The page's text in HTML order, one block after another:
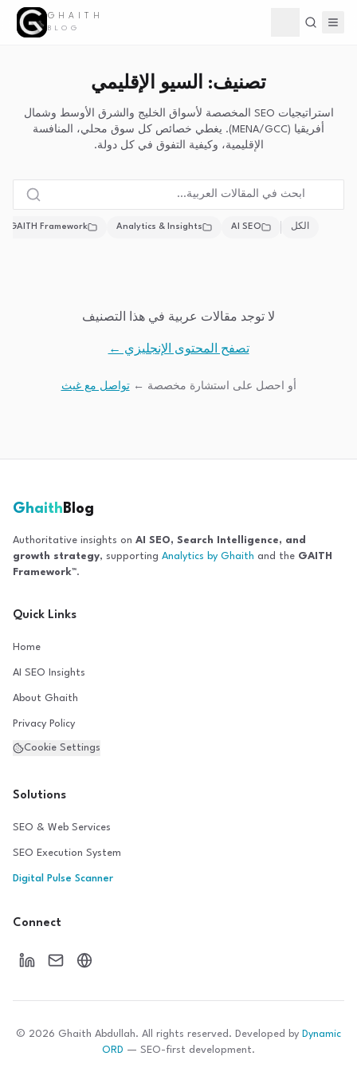
GHAITH
BLOG Toggle theme
تصنيف: السيو الإقليمي
استراتيجيات SEO المخصصة لأسواق الخليج والشرق الأوسط وشمال
أفريقيا (MENA/GCC). يغطي خصائص كل سوق محلي، المنافسة
الإقليمية، وكيفية التفوق في كل دولة.
الكل AI SEO
Analytics & Insights
GAITH Framework™
لا توجد مقالات عربية في هذا التصنيف
تصفح المحتوى الإنجليزي ←
أو احصل على استشارة مخصصة ← تواصل مع غيث
Ghaith Blog
Authoritative insights on AI SEO, Search Intelligence, and
growth strategy, supporting Analytics by Ghaith and the GAITH
Framework™.
Quick Links
Home
AI SEO Insights
About Ghaith
Privacy Policy
Cookie Settings
Solutions
SEO & Web Services
SEO Execution System
Digital Pulse Scanner
Connect
© 2026 Ghaith Abdullah. All rights reserved. Developed by Dynamic
ORD — SEO-first development.